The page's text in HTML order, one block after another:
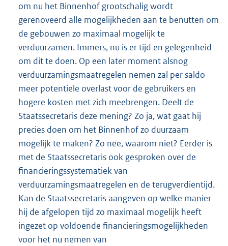
om nu het Binnenhof grootschalig wordt
gerenoveerd alle mogelijkheden aan te benutten om
de gebouwen zo maximaal mogelijk te
verduurzamen. Immers, nu is er tijd en gelegenheid
om dit te doen. Op een later moment alsnog
verduurzamingsmaatregelen nemen zal per saldo
meer potentiele overlast voor de gebruikers en
hogere kosten met zich meebrengen. Deelt de
Staatssecretaris deze mening? Zo ja, wat gaat hij
precies doen om het Binnenhof zo duurzaam
mogelijk te maken? Zo nee, waarom niet? Eerder is
met de Staatssecretaris ook gesproken over de
financieringssystematiek van
verduurzamingsmaatregelen en de terugverdientijd.
Kan de Staatssecretaris aangeven op welke manier
hij de afgelopen tijd zo maximaal mogelijk heeft
ingezet op voldoende financieringsmogelijkheden
voor het nu nemen van